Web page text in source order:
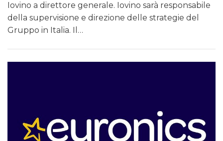
Iovino a direttore generale. Iovino sarà responsabile
della supervisione e direzione delle strategie del
Gruppo in Italia. Il…